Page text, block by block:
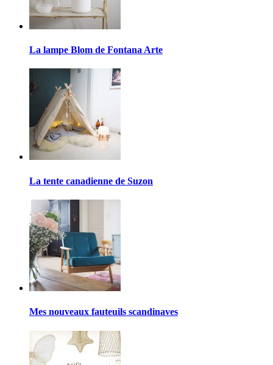
La lampe Blom de Fontana Arte
La tente canadienne de Suzon
Mes nouveaux fauteuils scandinaves